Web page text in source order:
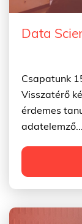
Data
Csapatunk
Visszatérő
érdemes
adatelemző...